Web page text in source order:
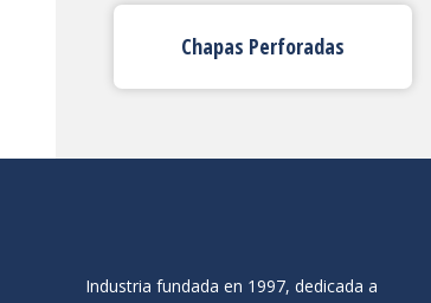
Chapas Perforadas
Industria fundada en 1997, dedicada a